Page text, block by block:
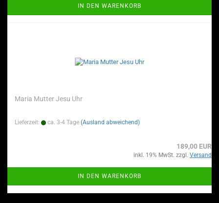
IN DEN WARENKORB
Maria Mutter Jesu Uhr
Lieferzeit: ca. 3-4 Tage (Ausland abweichend)
189,00 EUR
inkl. 19% MwSt. zzgl. Versand
IN DEN WARENKORB